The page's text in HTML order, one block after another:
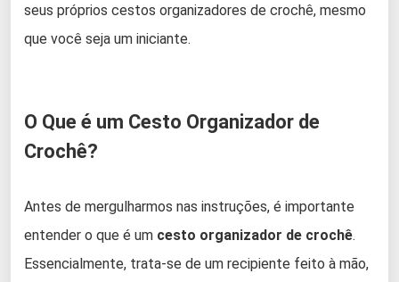
seus próprios cestos organizadores de crochê, mesmo
que você seja um iniciante.
O Que é um Cesto Organizador de
Crochê?
Antes de mergulharmos nas instruções, é importante
entender o que é um cesto organizador de crochê.
Essencialmente, trata-se de um recipiente feito à mão,